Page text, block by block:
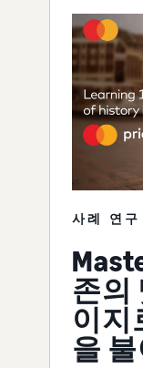
사례 연구
존의
이지
을